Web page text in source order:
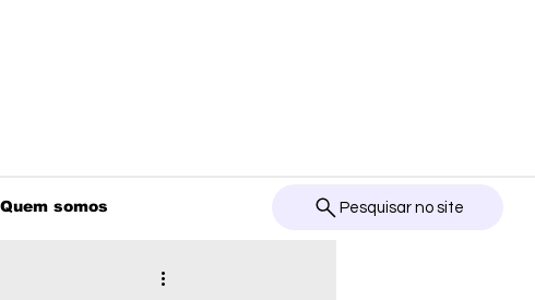
Quem somos Pesquisar no site